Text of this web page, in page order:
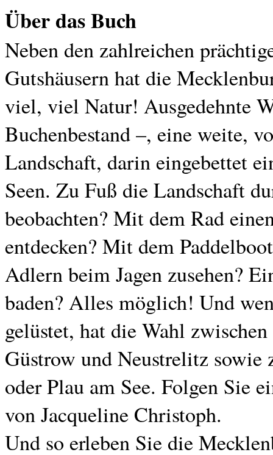
Über das Buch
Neben den zahlreichen
Gutshäusern hat die
viel, viel Natur! Ausgedehnte
Buchenbestand –, eine weite,
Landschaft, darin eingebettet
Seen. Zu Fuß die Landschaft
beobachten? Mit dem Rad
entdecken? Mit dem
Adlern beim Jagen zusehen?
baden? Alles möglich! Und
gelüstet, hat die Wahl
Güstrow und Neustrelitz sowie
oder Plau am See. Folgen Sie
von Jacqueline Christoph.
Und so erleben Sie die